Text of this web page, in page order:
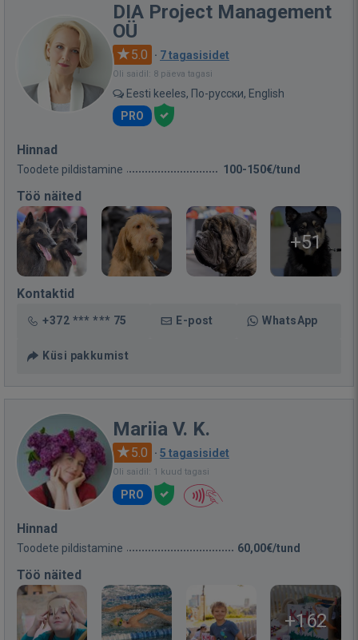
DIA Project Management
OÜ
5.0 · 7 tagasisidet
Oli saidil: 8 päeva tagasi
Eesti keeles, По-русски, English
PRO
Hinnad
Toodete pildistamine 100-150€/tund
Töö näited
+51
Kontaktid
+372 *** *** 75 E-post WhatsApp
Küsi pakkumist
Mariia V. K.
5.0 · 5 tagasisidet
Oli saidil: 1 kuud tagasi
PRO
Hinnad
Toodete pildistamine 60,00€/tund
Töö näited
+162